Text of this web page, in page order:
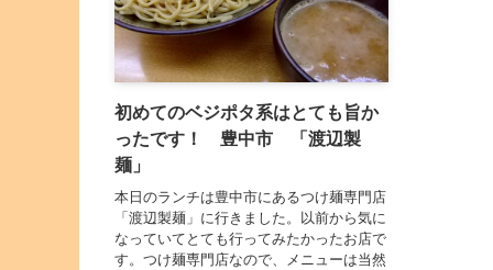
初めてのベジポタ系はとても旨か
ったです！ 豊中市 「渡辺製
麺」
本日のランチは豊中市にあるつけ麺専門店
「渡辺製麺」に行きました。以前から気に
なっていてとても行ってみたかったお店で
す。つけ麺専門店なので、メニューは当然